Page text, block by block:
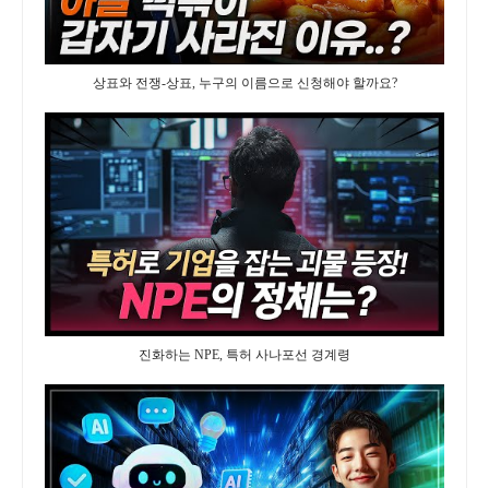
상표와 전쟁-상표, 누구의 이름으로 신청해야 할까요?
진화하는 NPE, 특허 사나포선 경계령